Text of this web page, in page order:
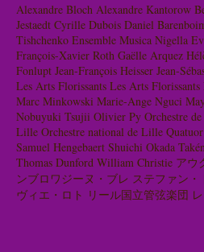
Alexandre Bloch Alexandre Kantorow
Jestaedt Cyrille Dubois Daniel
Tishchenko Ensemble Musica Nigella
François-Xavier Roth Gaëlle Arquez
Fonlupt Jean-François Heisser Jean-
Les Arts Florissants Les Arts Florissants
Marc Minkowski Marie-Ange Nguci
Nobuyuki Tsujii Olivier Py Orchestre
Lille Orchestre national de Lille
Samuel Hengebaert Shuichi Okada
Thomas Dunford William Christie アウ
ンブロワジーヌ・ブレ ステファン・
ヴィエ・ロト リール国立管弦楽団